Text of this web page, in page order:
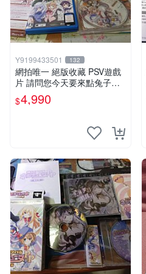
Y9199433501 132
網拍唯一 絕版收藏 PSV遊戲
片 請問您今天要來點兔子嗎
初回限定版 日文
$4,990